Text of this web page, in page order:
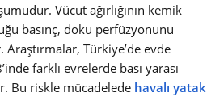
Vücut ağırlığının kemik
basınç, doku perfüzyonunu
Türkiye’de evde
farklı evrelerde bası yarası
Bu riskle mücadelede havalı yatak